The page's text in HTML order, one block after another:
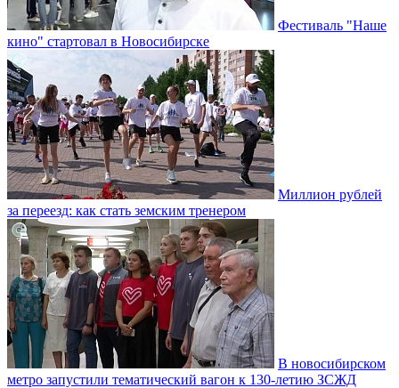
Фестиваль "Наше
кино" стартовал в Новосибирске
Миллион рублей
за переезд: как стать земским тренером
В новосибирском
метро запустили тематический вагон к 130-летию ЗСЖД